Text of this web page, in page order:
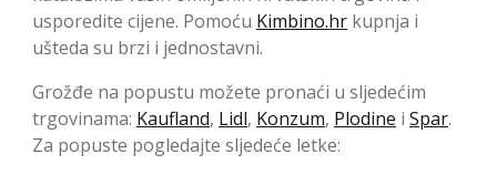
usporedite cijene. Pomoću Kimbino.hr kupnja i
ušteda su brzi i jednostavni.
Grožđe na popustu možete pronaći u sljedećim
trgovinama: Kaufland, Lidl, Konzum, Plodine i Spar.
Za popuste pogledajte sljedeće letke: